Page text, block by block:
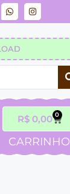
R$0,00 0
CARRINHO